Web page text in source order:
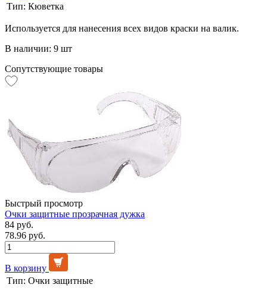
Тип: Кюветка
Используется для нанесения всех видов краски на валик.
В наличии: 9 шт
Сопутствующие товары
Быстрый просмотр
Очки защитные прозрачная дужка
84 руб.
78.96 руб.
В корзину
Тип: Очки защитные